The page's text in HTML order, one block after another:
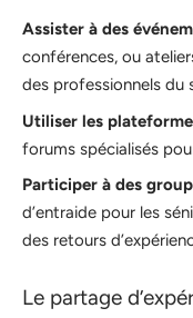
Assister à des
conférences, ou
des professionnels du
Utiliser les
forums spécialisés
Participer à des
d’entraide pour les
des retours
Le partage